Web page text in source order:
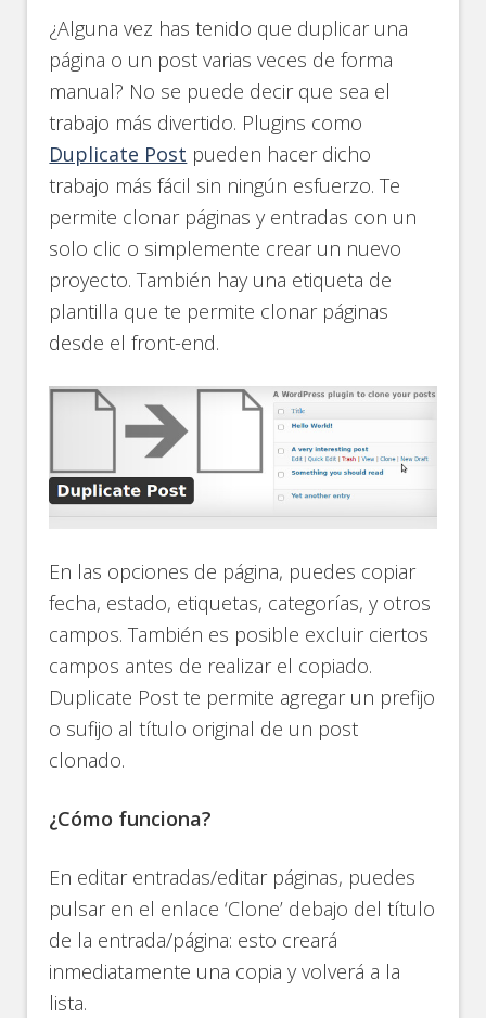
¿Alguna vez has tenido que duplicar una
página o un post varias veces de forma
manual? No se puede decir que sea el
trabajo más divertido. Plugins como
Duplicate Post pueden hacer dicho
trabajo más fácil sin ningún esfuerzo. Te
permite clonar páginas y entradas con un
solo clic o simplemente crear un nuevo
proyecto. También hay una etiqueta de
plantilla que te permite clonar páginas
desde el front-end.
En las opciones de página, puedes copiar
fecha, estado, etiquetas, categorías, y otros
campos. También es posible excluir ciertos
campos antes de realizar el copiado.
Duplicate Post te permite agregar un prefijo
o sufijo al título original de un post
clonado.
¿Cómo funciona?
En editar entradas/editar páginas, puedes
pulsar en el enlace ‘Clone’ debajo del título
de la entrada/página: esto creará
inmediatamente una copia y volverá a la
lista.